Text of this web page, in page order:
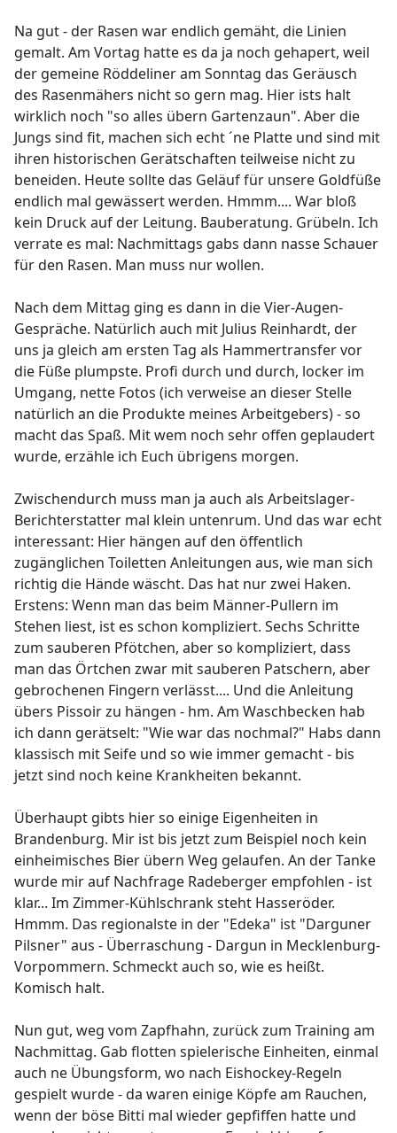
Na gut - der Rasen war endlich gemäht, die Linien
gemalt. Am Vortag hatte es da ja noch gehapert, weil
der gemeine Röddeliner am Sonntag das Geräusch
des Rasenmähers nicht so gern mag. Hier ists halt
wirklich noch "so alles übern Gartenzaun". Aber die
Jungs sind fit, machen sich echt ´ne Platte und sind mit
ihren historischen Gerätschaften teilweise nicht zu
beneiden. Heute sollte das Geläuf für unsere Goldfüße
endlich mal gewässert werden. Hmmm.... War bloß
kein Druck auf der Leitung. Bauberatung. Grübeln. Ich
verrate es mal: Nachmittags gabs dann nasse Schauer
für den Rasen. Man muss nur wollen.
Nach dem Mittag ging es dann in die Vier-Augen-
Gespräche. Natürlich auch mit Julius Reinhardt, der
uns ja gleich am ersten Tag als Hammertransfer vor
die Füße plumpste. Profi durch und durch, locker im
Umgang, nette Fotos (ich verweise an dieser Stelle
natürlich an die Produkte meines Arbeitgebers) - so
macht das Spaß. Mit wem noch sehr offen geplaudert
wurde, erzähle ich Euch übrigens morgen.
Zwischendurch muss man ja auch als Arbeitslager-
Berichterstatter mal klein untenrum. Und das war echt
interessant: Hier hängen auf den öffentlich
zugänglichen Toiletten Anleitungen aus, wie man sich
richtig die Hände wäscht. Das hat nur zwei Haken.
Erstens: Wenn man das beim Männer-Pullern im
Stehen liest, ist es schon kompliziert. Sechs Schritte
zum sauberen Pfötchen, aber so kompliziert, dass
man das Örtchen zwar mit sauberen Patschern, aber
gebrochenen Fingern verlässt.... Und die Anleitung
übers Pissoir zu hängen - hm. Am Waschbecken hab
ich dann gerätselt: "Wie war das nochmal?" Habs dann
klassisch mit Seife und so wie immer gemacht - bis
jetzt sind noch keine Krankheiten bekannt.
Überhaupt gibts hier so einige Eigenheiten in
Brandenburg. Mir ist bis jetzt zum Beispiel noch kein
einheimisches Bier übern Weg gelaufen. An der Tanke
wurde mir auf Nachfrage Radeberger empfohlen - ist
klar... Im Zimmer-Kühlschrank steht Hasseröder.
Hmmm. Das regionalste in der "Edeka" ist "Darguner
Pilsner" aus - Überraschung - Dargun in Mecklenburg-
Vorpommern. Schmeckt auch so, wie es heißt.
Komisch halt.
Nun gut, weg vom Zapfhahn, zurück zum Training am
Nachmittag. Gab flotten spielerische Einheiten, einmal
auch ne Übungsform, wo nach Eishockey-Regeln
gespielt wurde - da waren einige Köpfe am Rauchen,
wenn der böse Bitti mal wieder gepfiffen hatte und